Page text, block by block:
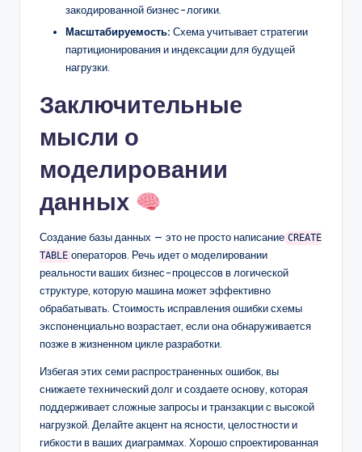
закодированной бизнес-логики.
Масштабируемость: Схема учитывает стратегии
партиционирования и индексации для будущей
нагрузки.
Заключительные
мысли о
моделировании
данных
Создание базы данных — это не просто написание CREATE
TABLE операторов. Речь идет о моделировании
реальности ваших бизнес-процессов в логической
структуре, которую машина может эффективно
обрабатывать. Стоимость исправления ошибки схемы
экспоненциально возрастает, если она обнаруживается
позже в жизненном цикле разработки.
Избегая этих семи распространенных ошибок, вы
снижаете технический долг и создаете основу, которая
поддерживает сложные запросы и транзакции с высокой
нагрузкой. Делайте акцент на ясности, целостности и
гибкости в ваших диаграммах. Хорошо спроектированная